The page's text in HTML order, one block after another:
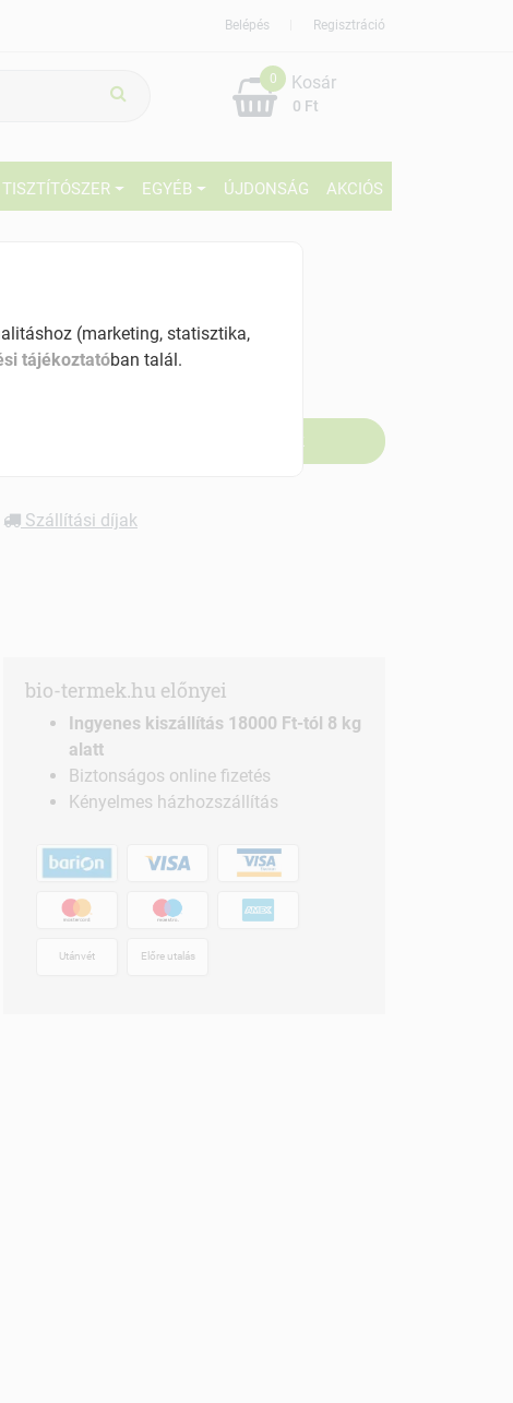
Regisztráció
Belépés
0
0 Ft
Kosár
TISZTÍTÓSZER EGYÉB ÚJDONSÁG AKCIÓS
Készletinformáció:
Szállítási díjak
bio-termek.hu előnyei
Ingyenes kiszállítás 18000 Ft-tól 8 kg
alatt
Biztonságos online fizetés
Kényelmes házhozszállítás
Utánvét Előre utalás
(marketing, statisztika,
tájékoztatóban talál.